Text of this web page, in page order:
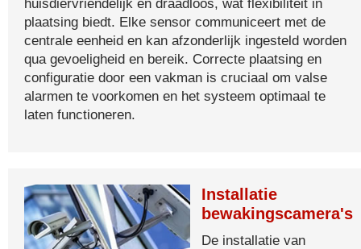
huisdiervriendelijk en draadloos, wat flexibiliteit in
plaatsing biedt. Elke sensor communiceert met de
centrale eenheid en kan afzonderlijk ingesteld worden
qua gevoeligheid en bereik. Correcte plaatsing en
configuratie door een vakman is cruciaal om valse
alarmen te voorkomen en het systeem optimaal te
laten functioneren.
Installatie
bewakingscamera's
De installatie van